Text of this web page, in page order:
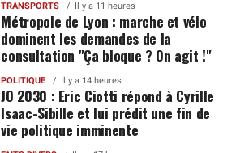
TRANSPORTS Il y a 11 heures
Métropole de Lyon : marche et vélo
dominent les demandes de la
consultation "Ça bloque ? On agit !"
POLITIQUE Il y a 14 heures
JO 2030 : Eric Ciotti répond à Cyrille
Isaac-Sibille et lui prédit une fin de
vie politique imminente